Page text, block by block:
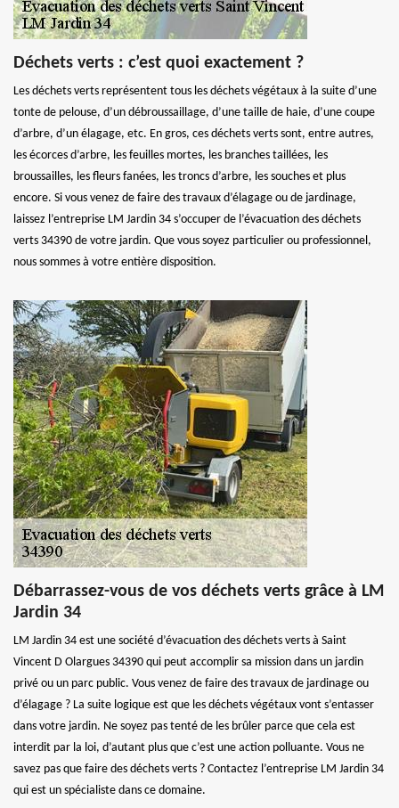
Déchets verts : c’est quoi exactement ?
Les déchets verts représentent tous les déchets végétaux à la suite d’une
tonte de pelouse, d’un débroussaillage, d’une taille de haie, d’une coupe
d’arbre, d’un élagage, etc. En gros, ces déchets verts sont, entre autres,
les écorces d’arbre, les feuilles mortes, les branches taillées, les
broussailles, les fleurs fanées, les troncs d’arbre, les souches et plus
encore. Si vous venez de faire des travaux d’élagage ou de jardinage,
laissez l’entreprise LM Jardin 34 s’occuper de l’évacuation des déchets
verts 34390 de votre jardin. Que vous soyez particulier ou professionnel,
nous sommes à votre entière disposition.
Débarrassez-vous de vos déchets verts grâce à LM
Jardin 34
LM Jardin 34 est une société d’évacuation des déchets verts à Saint
Vincent D Olargues 34390 qui peut accomplir sa mission dans un jardin
privé ou un parc public. Vous venez de faire des travaux de jardinage ou
d’élagage ? La suite logique est que les déchets végétaux vont s’entasser
dans votre jardin. Ne soyez pas tenté de les brûler parce que cela est
interdit par la loi, d’autant plus que c’est une action polluante. Vous ne
savez pas que faire des déchets verts ? Contactez l’entreprise LM Jardin 34
qui est un spécialiste dans ce domaine.